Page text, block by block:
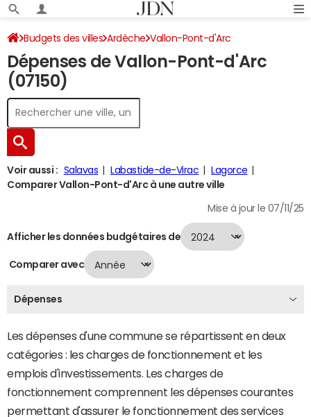
Budgets des villes Ardèche Vallon-Pont-d'Arc
Dépenses 2024
Dépenses de Vallon-Pont-d'Arc
(07150)
Voir aussi : Salavas Labastide-de-Virac
Lagorce
Comparer Vallon-Pont-d'Arc à une autre ville
Mise à jour le 07/11/25
Afficher les données budgétaires de
Comparer avec
Dépenses
Les dépenses d'une commune se répartissent en deux
catégories : les charges de fonctionnement et les
emplois d'investissements. Les charges de
fonctionnement comprennent les dépenses courantes
permettant d'assurer le fonctionnement des services